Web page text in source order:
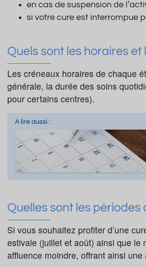
en cas de suspension de
si votre cure est interrompue
Quels sont les horaires
Les créneaux horaires de chaque
générale, la durée des soins
pour certains centres).
A lire aussi :
Quelles sont les
Si vous souhaitez profiter d’une
estivale (juillet et août) ainsi que le
affluence moindre, offrant ainsi